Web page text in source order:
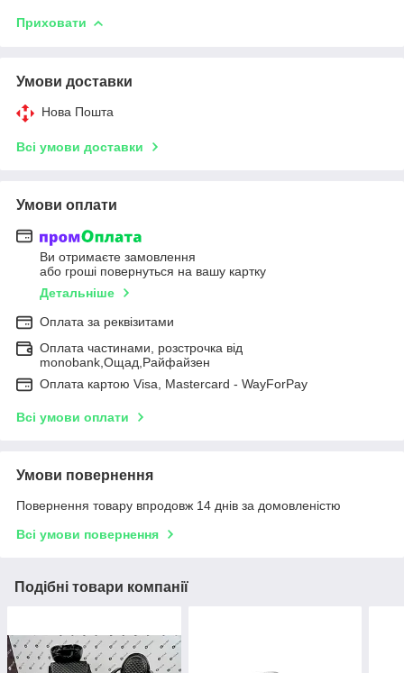
Приховати
Умови доставки
Нова Пошта
Всі умови доставки
Умови оплати
Ви отримаєте замовлення
або гроші повернуться на вашу картку
Детальніше
Оплата за реквізитами
Оплата частинами, розстрочка від
monobank,Ощад,Райфайзен
Оплата картою Visa, Mastercard - WayForPay
Всі умови оплати
Умови повернення
Повернення товару впродовж 14 днів за домовленістю
Всі умови повернення
Подібні товари компанії